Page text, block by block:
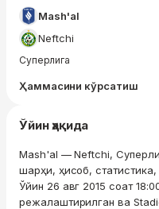
Mash'al
Neftchi
Суперлига
Ҳаммасини кўрсатиш
Ўйин ҳақида
Mash'al — Neftchi,
шарҳи, ҳисоб,
Ўйин 26 авг 2015 соат
режалаштирилган ва